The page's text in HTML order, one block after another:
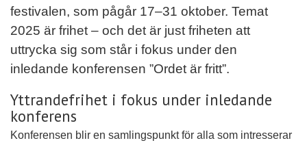
festivalen, som pågår 17–31 oktober. Temat
2025 är frihet – och det är just friheten att
uttrycka sig som står i fokus under den
inledande konferensen ”Ordet är fritt”.
Yttrandefrihet i fokus under inledande
konferens
Konferensen blir en samlingspunkt för alla som intresserar